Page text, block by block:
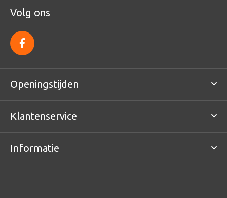
Volg ons
f
a
c
e
o
o
Openingstijden
Klantenservice
Informatie